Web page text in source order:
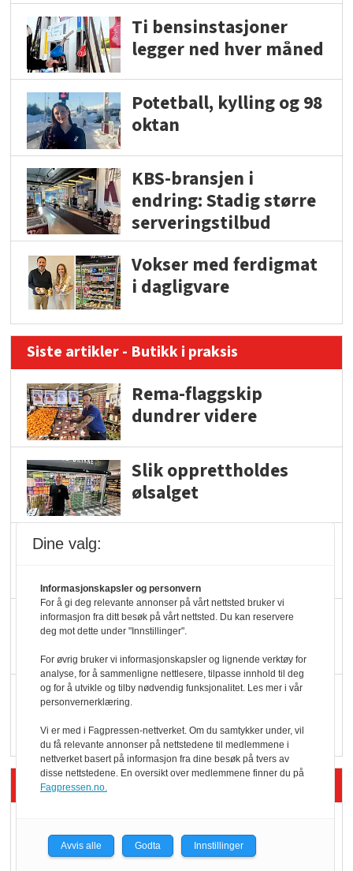
Ti bensinstasjoner
legger ned hver måned
Potetball, kylling og 98
oktan
KBS-bransjen i
endring: Stadig større
serveringstilbud
Vokser med ferdigmat
i dagligvare
Siste artikler - Butikk i praksis
Rema-flaggskip
dundrer videre
Slik opprettholdes
ølsalget
KI lager mat i butikken
Q passerte 1 milliard i
Rema i 2025
Siste artikler - Økologisk
yoghurt: Trues av
Dine valg:
Informasjonskapsler og personvern
For å gi deg relevante annonser på vårt nettsted bruker vi
informasjon fra ditt besøk på vårt nettsted. Du kan reservere
deg mot dette under "Innstillinger".
For øvrig bruker vi informasjonskapsler og lignende verktøy for
analyse, for å sammenligne nettlesere, tilpasse innhold til deg
og for å utvikle og tilby nødvendig funksjonalitet. Les mer i vår
personvernerklæring.
Vi er med i Fagpressen-nettverket. Om du samtykker under, vil
du få relevante annonser på nettstedene til medlemmene i
nettverket basert på informasjon fra dine besøk på tvers av
disse nettstedene. En oversikt over medlemmene finner du på
Fagpressen.no.
Avvis alle Godta Innstillinger